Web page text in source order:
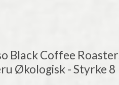
Black Coffee
Økologisk - Styrke 8